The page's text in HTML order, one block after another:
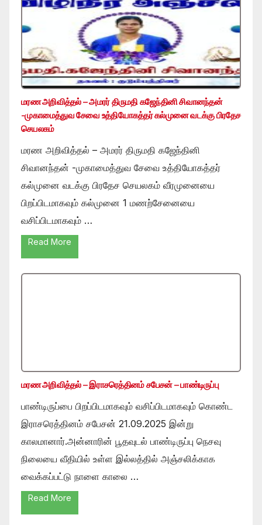
மரண அறிவித்தல் – அமரர் திருமதி கஜேந்தினி சிவானந்தன்
-முகாமைத்துவ சேவை உத்தியோகத்தர் கல்முனை வடக்கு பிரதேச
செயலகம்
மரண அறிவித்தல் – அமரர் திருமதி கஜேந்தினி
சிவானந்தன் -முகாமைத்துவ சேவை உத்தியோகத்தர்
கல்முனை வடக்கு பிரதேச செயலகம் வீரமுனையை
பிறப்பிடமாகவும் கல்முனை 1 மணற்சேனையை
வசிப்பிடமாகவும் …
Read More
மரண அறிவித்தல் – இராசரெத்தினம் சபேசன் – பாண்டிருப்பு
பாண்டிருப்பை பிறப்பிடமாகவும் வசிப்பிடமாகவும் கொண்ட
இராசரெத்தினம் சபேசன் 21.09.2025 இன்று
காலமானார்.அன்னாரின் பூதவுடல் பாண்டிருப்பு நெசவு
நிலையை வீதியில் உள்ள இல்லத்தில் அஞ்சலிக்காக
வைக்கப்பட்டு நாளை காலை …
Read More